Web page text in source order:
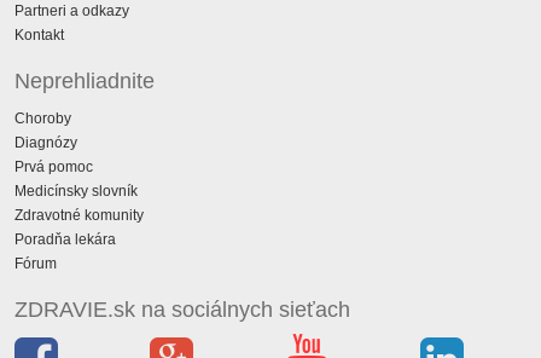
Partneri a odkazy
Kontakt
Neprehliadnite
Choroby
Diagnózy
Prvá pomoc
Medicínsky slovník
Zdravotné komunity
Poradňa lekára
Fórum
ZDRAVIE.sk na sociálnych sieťach